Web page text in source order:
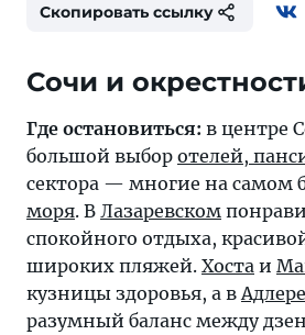
Скопировать ссылку
Где остановиться: в центре
большой выбор отелей,
сектора — многие на самом
моря. В Лазаревском
спокойного отдыха,
широких пляжей. Хоста и
кузницы здоровья, а в Адлере
разумный баланс между